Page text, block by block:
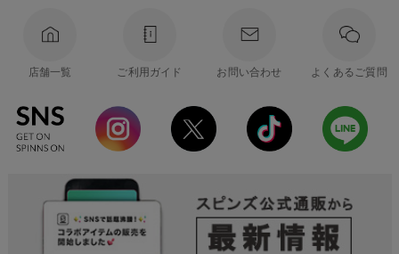
店舗一覧 ご利用ガイド お問い合わせ よくあるご質問